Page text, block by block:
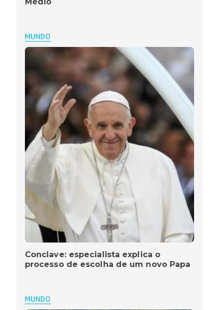
MUNDO
Conclave: especialista explica o
processo de escolha de um novo Papa
MUNDO